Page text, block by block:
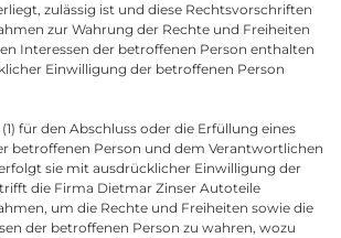
zulässig ist und diese Rechtsvorschriften
zur Wahrung der Rechte und Freiheiten
Interessen der betroffenen Person enthalten
Einwilligung der betroffenen Person
für den Abschluss oder die Erfüllung eines
betroffenen Person und dem Verantwortlichen
sie mit ausdrücklicher Einwilligung der
die Firma Dietmar Zinser Autoteile
um die Rechte und Freiheiten sowie die
der betroffenen Person zu wahren, wozu